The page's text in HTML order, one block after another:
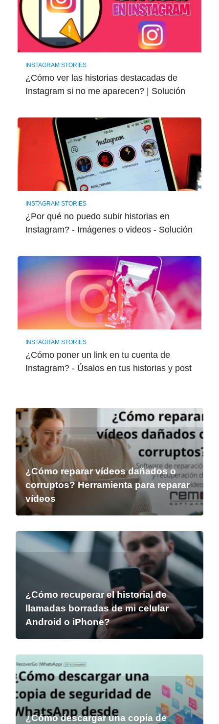
INSTAGRAM STORIES
¿Cómo ver las historias destacadas de
Instagram si no me aparecen? | Solución
INSTAGRAM STORIES
¿Por qué no puedo subir historias en
Instagram? - Imágenes o videos - Solución
INSTAGRAM STORIES
¿Cómo poner un link en tu cuenta de
Instagram? - Úsalos en tus historias y post
¿Cómo reparar vídeos dañados o
corruptos? Herramienta para reparar
vídeos
¿Cómo recuperar el historial de
llamadas borradas de mi celular
Android o iPhone?
¿Cómo descargar una copia de